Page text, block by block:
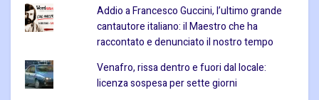
Addio a Francesco Guccini, l’ultimo grande
cantautore italiano: il Maestro che ha
raccontato e denunciato il nostro tempo
Venafro, rissa dentro e fuori dal locale:
licenza sospesa per sette giorni